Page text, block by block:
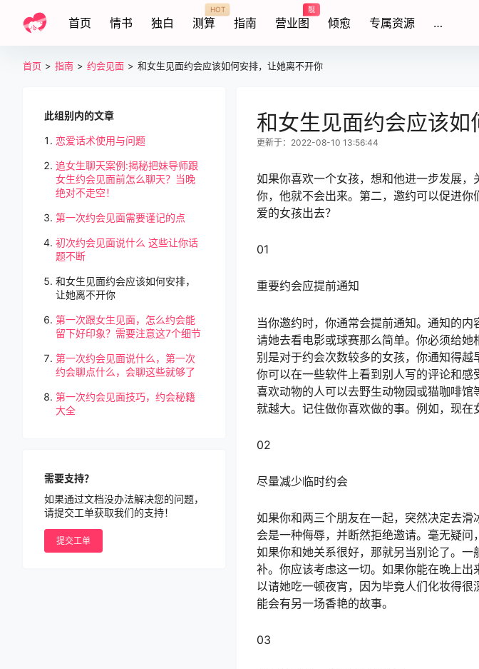
首页 情书 独白 测算
HOT
指南 营业图
靓
倾愈 专属资源 …
首页 > 指南 > 约会见面 > 和女生见面约会应该如何安排，让她离不开你
此组别内的文章
恋爱话术使用与问题
追女生聊天案例:揭秘把妹导师跟
女生约会见面前怎么聊天？当晚
绝对不走空！
第一次约会见面需要谨记的点
初次约会见面说什么 这些让你话
题不断
和女生见面约会应该如何安排，
让她离不开你
第一次跟女生见面，怎么约会能
留下好印象？需要注意这7个细节
第一次约会见面说什么，第一次
约会聊点什么，会聊这些就够了
第一次约会见面技巧，约会秘籍
大全
需要支持？
如果通过文档没办法解决您的问题，
请提交工单获取我们的支持！
提交工单
和女生见面约会应该
更新于：2022-08-10 13:56:44
如果你喜欢一个女孩，想和他进一步发展
你，他就不会出来。第二，邀约可以促进
爱的女孩出去？
01
重要约会应提前通知
当你邀约时，你通常会提前通知。通知的
请她去看电影或球赛那么简单。你必须给
别是对于约会次数较多的女孩，你通知得越
你可以在一些软件上看到别人写的评论和感
喜欢动物的人可以去野生动物园或猫咖啡
就越大。记住做你喜欢做的事。例如，现在
02
尽量减少临时约会
如果你和两三个朋友在一起，突然决定去
会是一种侮辱，并断然拒绝邀请。毫无疑问
如果你和她关系很好，那就另当别论了。
补。你应该考虑这一切。如果你能在晚上
以请她吃一顿夜宵，因为毕竟人们化妆得
能会有另一场香艳的故事。
03